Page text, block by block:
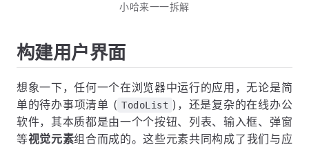
小哈来一一拆解
构建用户界面
想象一下，任何一个在浏览器中运行的应用，无论是简
单的待办事项清单 ( TodoList )，还是复杂的在线办公
软件，其本质都是由一个个按钮、列表、输入框、弹窗
等视觉元素组合而成的。这些元素共同构成了我们与应